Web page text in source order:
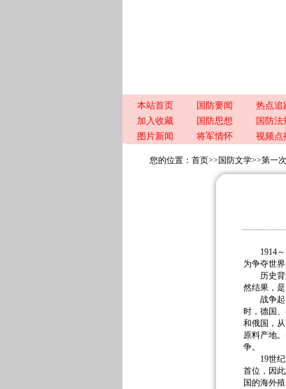
本站首页 国防要闻 热点追
加入收藏
国防思想 国防法
图片新闻
将军情怀 视频点
您的位置： 首页>> 国防文学>>第一
1914～
为争夺世
历史背景
然结果，
战争起因
时，德国
和俄国，
原料产地
争。
19世纪
首位，因
国的海外